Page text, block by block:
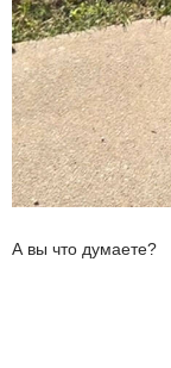
А вы что думаете?